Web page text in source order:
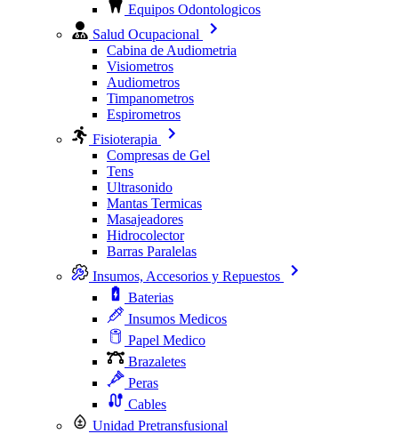
Equipos Odontologicos
Salud Ocupacional
Cabina de Audiometria
Visiometros
Audiometros
Timpanometros
Espirometros
Fisioterapia
Compresas de Gel
Tens
Ultrasonido
Mantas Termicas
Masajeadores
Hidrocolector
Barras Paralelas
Insumos, Accesorios y Repuestos
Baterias
Insumos Medicos
Papel Medico
Brazaletes
Peras
Cables
Unidad Pretransfusional